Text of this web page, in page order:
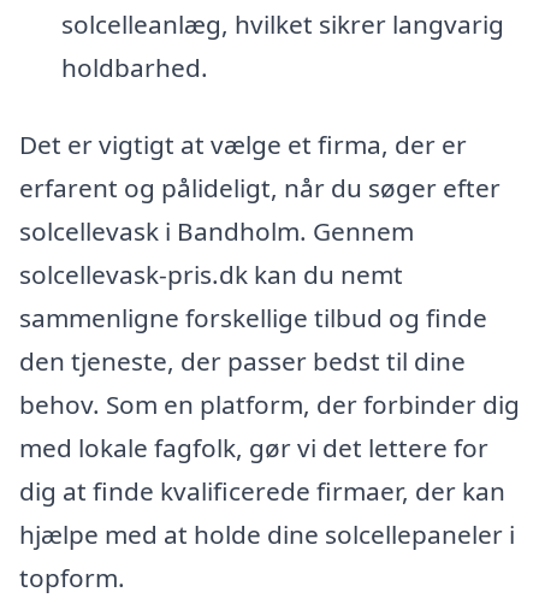
solcelleanlæg, hvilket sikrer langvarig
holdbarhed.
Det er vigtigt at vælge et firma, der er
erfarent og pålideligt, når du søger efter
solcellevask i Bandholm. Gennem
solcellevask-pris.dk kan du nemt
sammenligne forskellige tilbud og finde
den tjeneste, der passer bedst til dine
behov. Som en platform, der forbinder dig
med lokale fagfolk, gør vi det lettere for
dig at finde kvalificerede firmaer, der kan
hjælpe med at holde dine solcellepaneler i
topform.